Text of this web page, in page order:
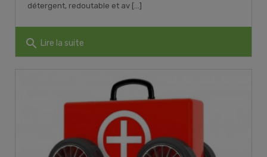
détergent, redoutable et av [...]
search Lire la suite